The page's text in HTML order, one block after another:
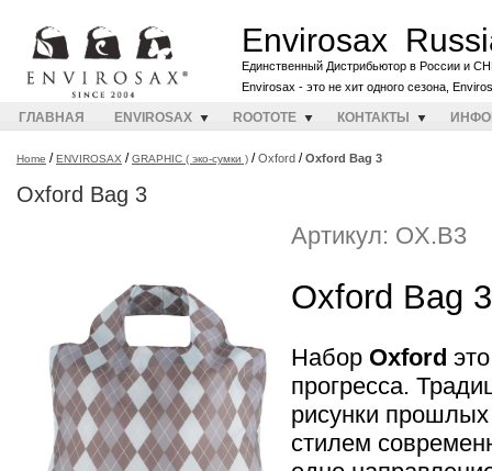
Envirosax
Единственный Дистрибьютор в России и
Envirosax - это не хит одного сезона,
ГЛАВНАЯ ENVIROSAX ROOTOTE КОНТАКТЫ
Home /ENVIROSAX /GRAPHIC ( эко-сумки ) /Oxford /Oxford Bag 3
Oxford Bag 3
Артикул: OX.B3
Oxford Bag 3
Набор Oxford
прогресса.
рисунки прошлых
стилем